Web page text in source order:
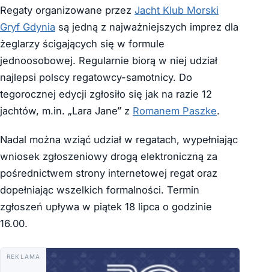
Regaty organizowane przez Jacht Klub Morski
Gryf Gdynia są jedną z najważniejszych imprez dla
żeglarzy ścigających się w formule
jednoosobowej. Regularnie biorą w niej udział
najlepsi polscy regatowcy-samotnicy. Do
tegorocznej edycji zgłosiło się jak na razie 12
jachtów, m.in. „Lara Jane” z Romanem Paszke.
Nadal można wziąć udział w regatach, wypełniając
wniosek zgłoszeniowy drogą elektroniczną za
pośrednictwem strony internetowej regat oraz
dopełniając wszelkich formalności. Termin
zgłoszeń upływa w piątek 18 lipca o godzinie
16.00.
REKLAMA